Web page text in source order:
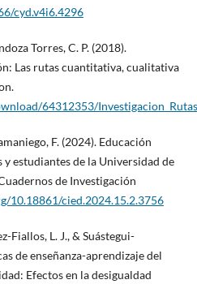
cyd.v4i6.4296
Torres, C. P. (2018).
Las rutas cuantitativa, cualitativa
64312353/
F. (2024). Educación
estudiantes de la Universidad de
de Investigación
10.18861/cied.2024.15.2.3756
Fiallos, L. J., & Suástegui-
de enseñanza-aprendizaje del
Efectos en la desigualdad